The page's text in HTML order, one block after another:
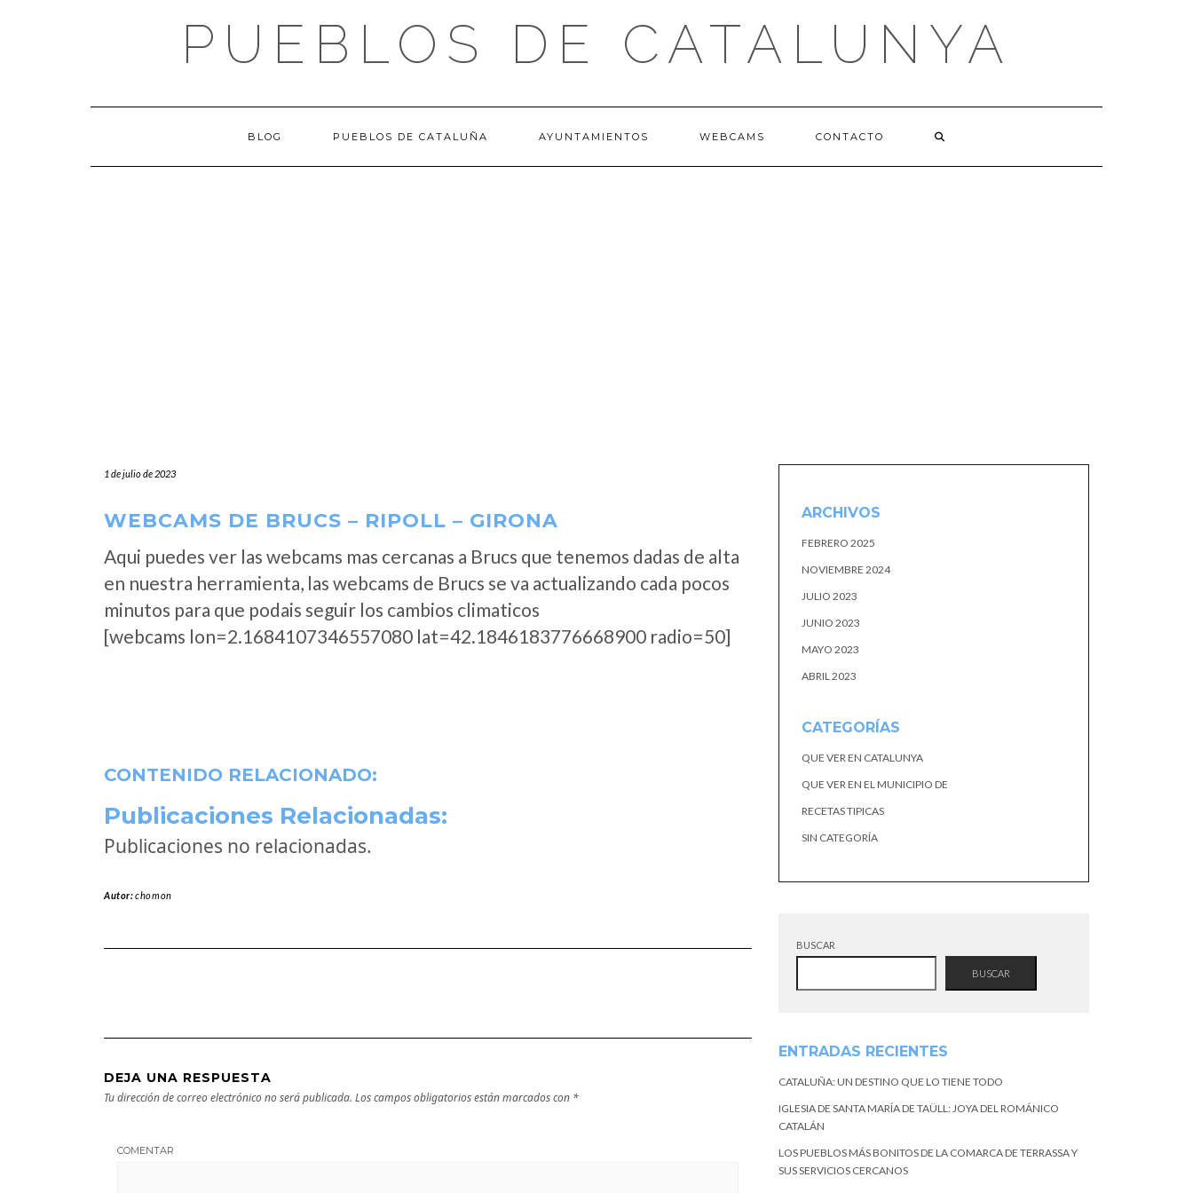
PUEBLOS DE CATALUNYA
BLOG PUEBLOS DE CATALUÑA AYUNTAMIENTOS WEBCAMS CONTACTO
1 de julio de 2023
WEBCAMS DE BRUCS – RIPOLL – GIRONA
Aqui puedes ver las webcams mas cercanas a Brucs que tenemos dadas de alta
en nuestra herramienta, las webcams de Brucs se va actualizando cada pocos
minutos para que podais seguir los cambios climaticos
[webcams lon=2.1684107346557080 lat=42.1846183776668900 radio=50]
CONTENIDO RELACIONADO:
Publicaciones Relacionadas:
Publicaciones no relacionadas.
Autor:chomon
DEJA UNA RESPUESTA
Tu dirección de correo electrónico no será publicada. Los campos obligatorios están marcados con *
COMENTAR
ARCHIVOS
FEBRERO 2025
NOVIEMBRE 2024
JULIO 2023
JUNIO 2023
MAYO 2023
ABRIL 2023
CATEGORÍAS
QUE VER EN CATALUNYA
QUE VER EN EL MUNICIPIO DE
RECETAS TIPICAS
SIN CATEGORÍA
BUSCAR
BUSCAR
ENTRADAS RECIENTES
CATALUÑA: UN DESTINO QUE LO TIENE TODO
IGLESIA DE SANTA MARÍA DE TAÜLL: JOYA DEL ROMÁNICO
CATALÁN
LOS PUEBLOS MÁS BONITOS DE LA COMARCA DE TERRASSA Y
SUS SERVICIOS CERCANOS